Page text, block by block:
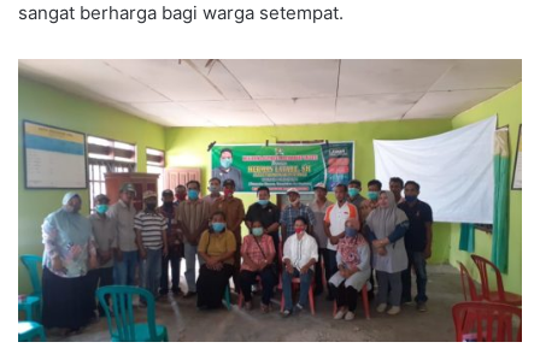
sangat berharga bagi warga setempat.